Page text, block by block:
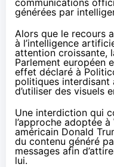
communications
générées par
Alors que le recours
à l’intelligence
attention croissante,
Parlement européen
effet déclaré à
politiques interdisant
d’utiliser des visuels
Une interdiction qui
l’approche adoptée
américain Donald
du contenu généré
messages afin
lui.